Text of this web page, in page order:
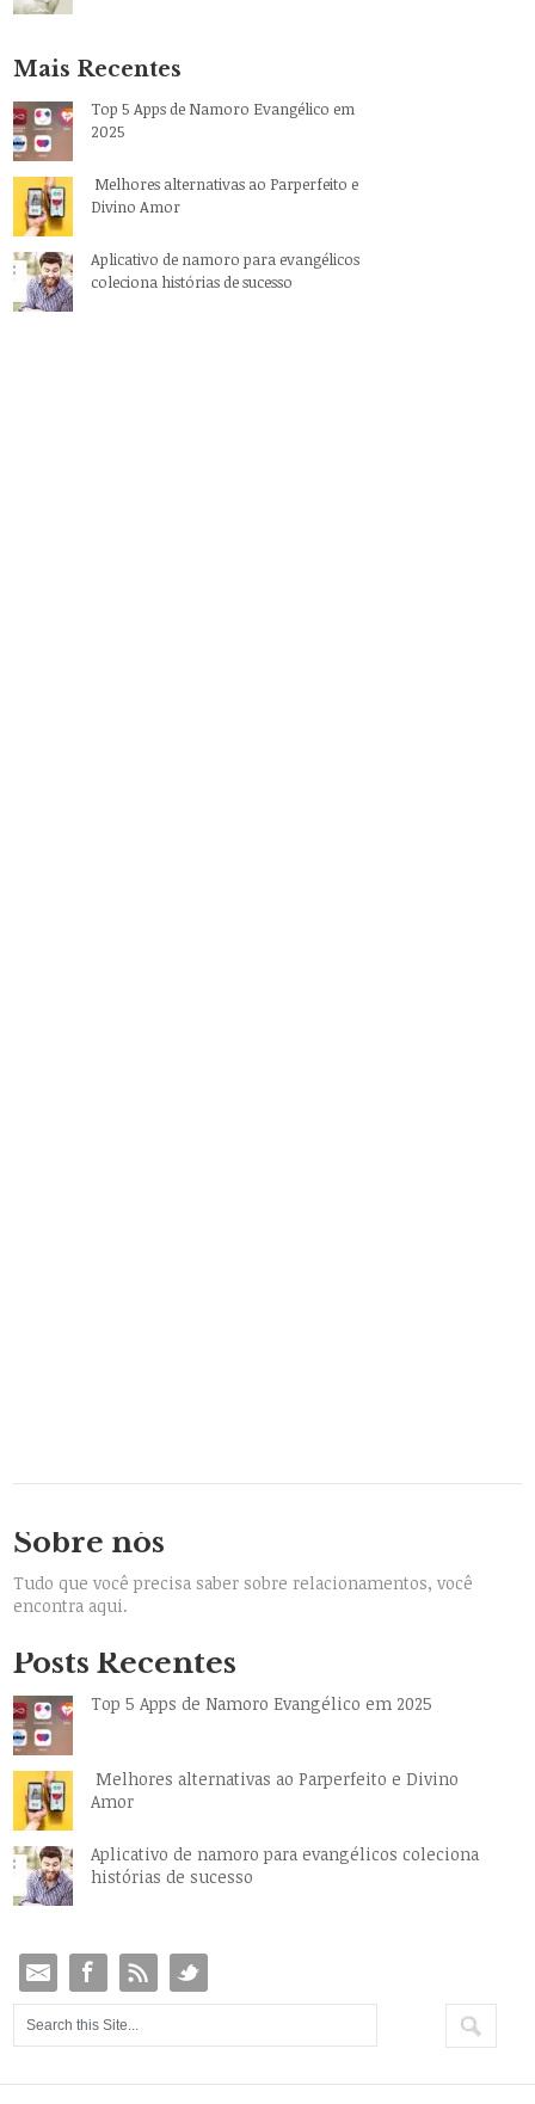
Mais Recentes
Top 5 Apps de Namoro Evangélico em
2025
Melhores alternativas ao Parperfeito e
Divino Amor
Aplicativo de namoro para evangélicos
coleciona histórias de sucesso
Sobre nós
Tudo que você precisa saber sobre relacionamentos, você
encontra aqui.
Posts Recentes
Top 5 Apps de Namoro Evangélico em 2025
Melhores alternativas ao Parperfeito e Divino
Amor
Aplicativo de namoro para evangélicos coleciona
histórias de sucesso